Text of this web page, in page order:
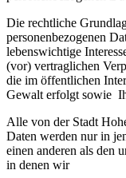
Die rechtliche
personenbezogenen
lebenswichtige
(vor) vertraglichen
die im öffentlichen
Gewalt erfolgt sowie
Alle von der Stadt
Daten werden nur in
einen anderen als den
in denen wir